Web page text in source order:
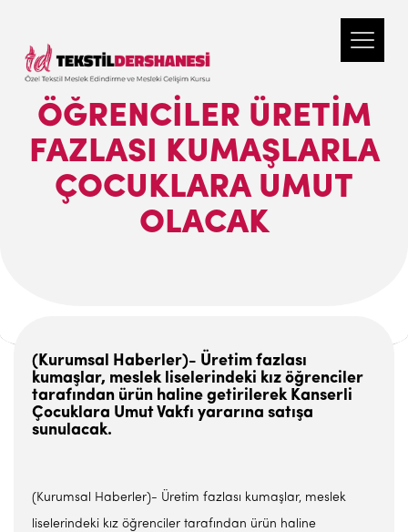
ÖĞRENCILER ÜRETIM
FAZLASI KUMAŞLARLA
ÇOCUKLARA UMUT
OLACAK
(Kurumsal Haberler)- Üretim fazlası
kumaşlar, meslek liselerindeki kız öğrenciler
tarafından ürün haline getirilerek Kanserli
Çocuklara Umut Vakfı yararına satışa
sunulacak.
(Kurumsal Haberler)- Üretim fazlası kumaşlar, meslek
liselerindeki kız öğrenciler tarafından ürün haline